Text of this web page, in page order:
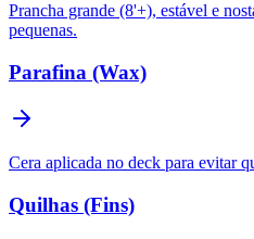
Prancha grande (8'+), estável e
pequenas.
Parafina (Wax)
Cera aplicada no deck para evitar
Quilhas (Fins)